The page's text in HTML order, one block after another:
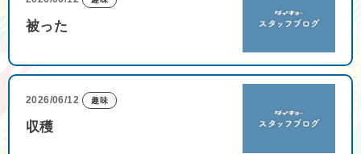
被った
2026/06/12 趣味
収穫